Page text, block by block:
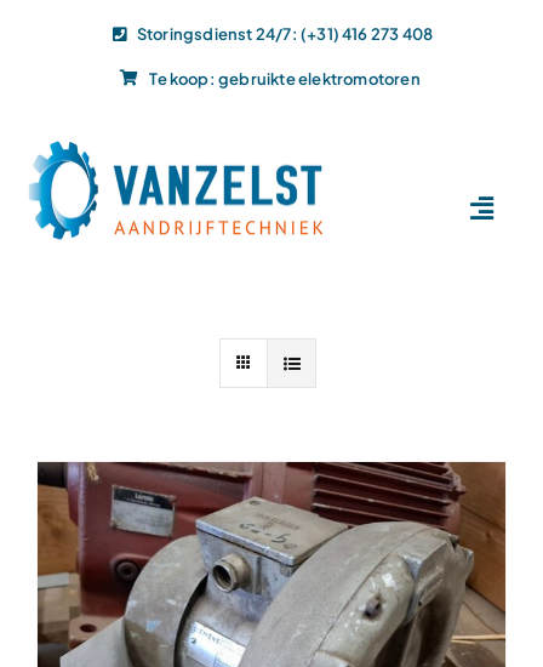
Storingsdienst 24/7: (+31) 416 273 408
Te koop: gebruikte elektromotoren
Dit leveren wij
Actueel
Projecten
Over ons
Contact